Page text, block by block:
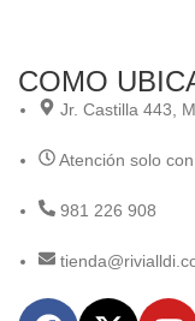
COMO
Jr. Castilla 443,
Atención solo
981 226 908